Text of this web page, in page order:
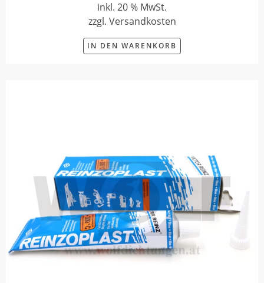
inkl. 20 % MwSt.
zzgl. Versandkosten
IN DEN WARENKORB